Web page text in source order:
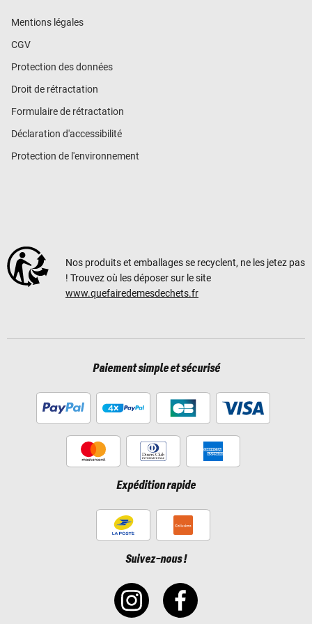
Mentions légales
CGV
Protection des données
Droit de rétractation
Formulaire de rétractation
Déclaration d'accessibilité
Protection de l'environnement
Nos produits et emballages se recyclent, ne les jetez pas
! Trouvez où les déposer sur le site
www.quefairedemesdechets.fr
Paiement simple et sécurisé
Expédition rapide
Suivez-nous !